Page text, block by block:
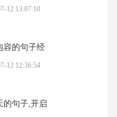
12 13:07:10
容的句子经
12 12:36:54
的句子,开启